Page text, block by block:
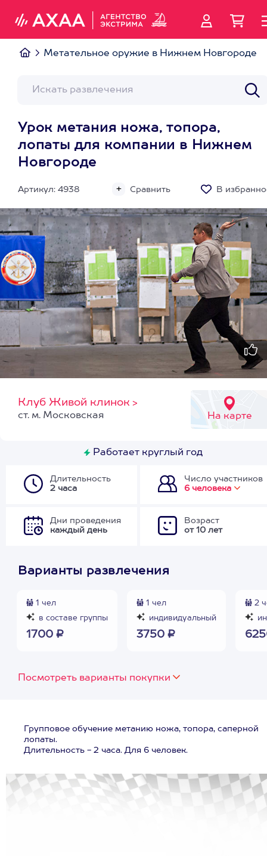
Метательное оружие в Нижнем Новгороде
Урок метания ножа, топора,
лопаты для компании в Нижнем
Новгороде
Артикул: 4938 Сравнить В
Клуб Живой клинок >
На карте
ст. м. Московская
Работает круглый год
Длительность
2 часа
Число участников
6 человека
Дни проведения
каждый день
Возраст
от 10 лет
Варианты развлечения
1 чел
в составе группы
1700 ₽
1 чел
индивидуальный
3750 ₽
2
Посмотреть варианты покупки
Групповое обучение метанию ножа, топора, саперной
лопаты.
Длительность - 2 часа. Для 6 человек.